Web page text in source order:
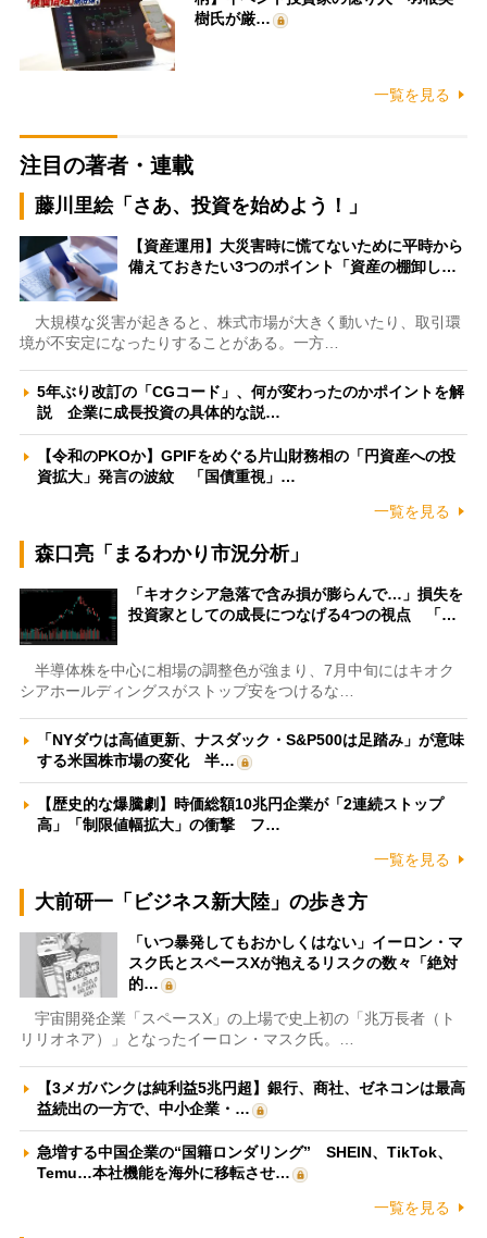
樹氏が厳…
一覧を見る
注目の著者・連載
藤川里絵「さあ、投資を始めよう！」
【資産運用】大災害時に慌てないために平時から
備えておきたい3つのポイント「資産の棚卸し…
大規模な災害が起きると、株式市場が大きく動いたり、取引環
境が不安定になったりすることがある。一方…
5年ぶり改訂の「CGコード」、何が変わったのかポイントを解
説 企業に成長投資の具体的な説…
【令和のPKOか】GPIFをめぐる片山財務相の「円資産への投
資拡大」発言の波紋 「国債重視」…
一覧を見る
森口亮「まるわかり市況分析」
「キオクシア急落で含み損が膨らんで…」損失を
投資家としての成長につなげる4つの視点 「…
半導体株を中心に相場の調整色が強まり、7月中旬にはキオク
シアホールディングスがストップ安をつけるな…
「NYダウは高値更新、ナスダック・S&P500は足踏み」が意味
する米国株市場の変化 半…
【歴史的な爆騰劇】時価総額10兆円企業が「2連続ストップ
高」「制限値幅拡大」の衝撃 フ…
一覧を見る
大前研一「ビジネス新大陸」の歩き方
「いつ暴発してもおかしくはない」イーロン・マ
スク氏とスペースXが抱えるリスクの数々「絶対
的…
宇宙開発企業「スペースX」の上場で史上初の「兆万長者（ト
リリオネア）」となったイーロン・マスク氏。…
【3メガバンクは純利益5兆円超】銀行、商社、ゼネコンは最高
益続出の一方で、中小企業・…
急増する中国企業の“国籍ロンダリング” SHEIN、TikTok、
Temu…本社機能を海外に移転させ…
一覧を見る